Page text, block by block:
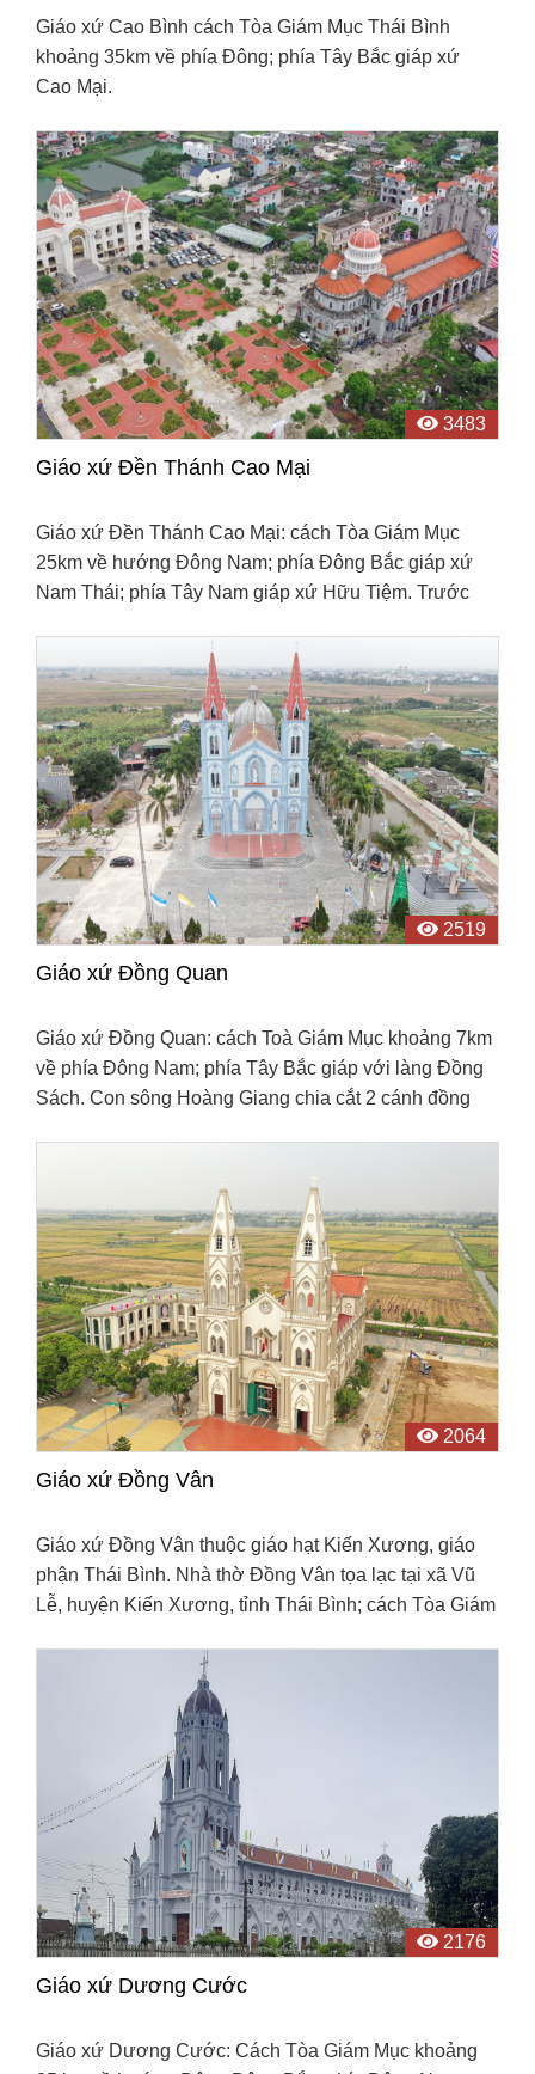
Giáo xứ Cao Bình cách Tòa Giám Mục Thái Bình
khoảng 35km về phía Đông; phía Tây Bắc giáp xứ
Cao Mại.
3483
Giáo xứ Đền Thánh Cao Mại
Giáo xứ Đền Thánh Cao Mại: cách Tòa Giám Mục
25km về hướng Đông Nam; phía Đông Bắc giáp xứ
Nam Thái; phía Tây Nam giáp xứ Hữu Tiệm. Trước
2519
Giáo xứ Đồng Quan
Giáo xứ Đồng Quan: cách Toà Giám Mục khoảng 7km
về phía Đông Nam; phía Tây Bắc giáp với làng Đồng
Sách. Con sông Hoàng Giang chia cắt 2 cánh đồng
2064
Giáo xứ Đồng Vân
Giáo xứ Đồng Vân thuộc giáo hạt Kiến Xương, giáo
phận Thái Bình. Nhà thờ Đồng Vân tọa lạc tại xã Vũ
Lễ, huyện Kiến Xương, tỉnh Thái Bình; cách Tòa Giám
2176
Giáo xứ Dương Cước
Giáo xứ Dương Cước: Cách Tòa Giám Mục khoảng